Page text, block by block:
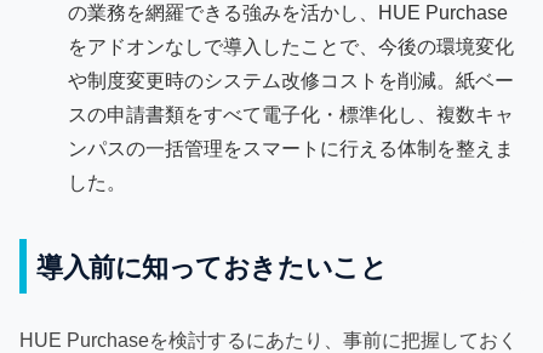
の業務を網羅できる強みを活かし、HUE Purchase
をアドオンなしで導入したことで、今後の環境変化
や制度変更時のシステム改修コストを削減。紙ベー
スの申請書類をすべて電子化・標準化し、複数キャ
ンパスの一括管理をスマートに行える体制を整えま
した。
導入前に知っておきたいこと
HUE Purchaseを検討するにあたり、事前に把握しておく